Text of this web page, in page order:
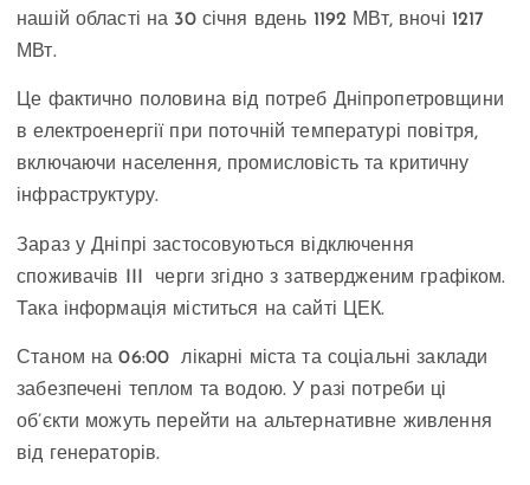
нашій області на 30 січня вдень 1192 МВт, вночі 1217
МВт.
Це фактично половина від потреб Дніпропетровщини
в електроенергії при поточній температурі повітря,
включаючи населення, промисловість та критичну
інфраструктуру.
Зараз у Дніпрі застосовуються відключення
споживачів III черги згідно з затвердженим графіком.
Така інформація міститься на сайті ЦЕК.
Станом на 06:00 лікарні міста та соціальні заклади
забезпечені теплом та водою. У разі потреби ці
об’єкти можуть перейти на альтернативне живлення
від генераторів.